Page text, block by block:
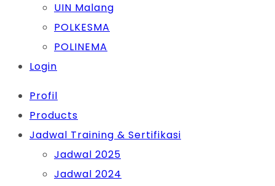
UIN Malang
POLKESMA
POLINEMA
Login
Profil
Products
Jadwal Training & Sertifikasi
Jadwal 2025
Jadwal 2024